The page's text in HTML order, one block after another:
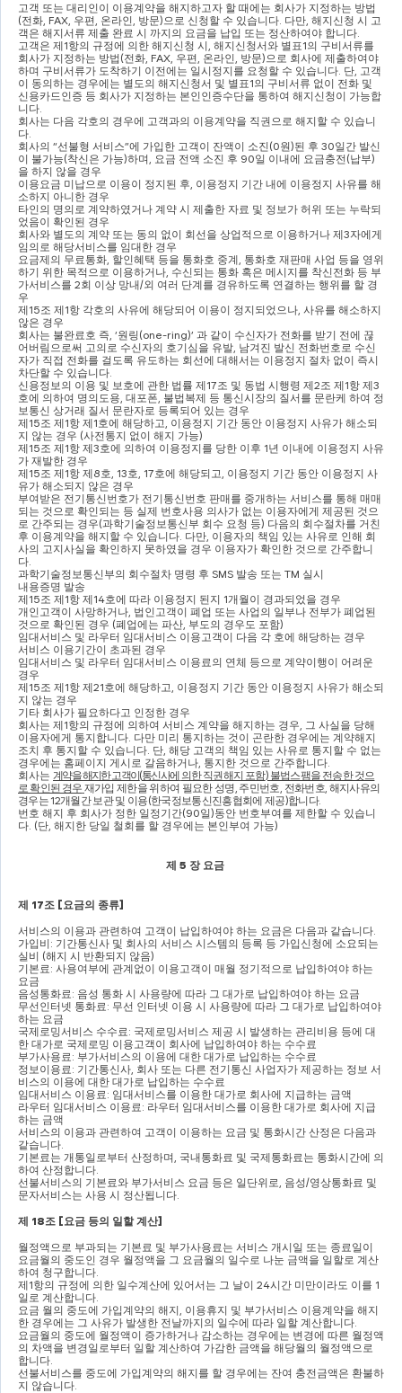
고객 또는 대리인이 이용계약을 해지하고자 할 때에는 회사가 지정하는 방법
(전화 , FAX, 우편 온라인 방문) 으로 신청할 수 있습니다 다만 해지신청 시 고
객은 해지서류 제출 완료 시 까지의 요금을 납입 또는 정산하여야 합니다
고객은 제1항의 규정에 의한 해지신청 시 해지신청서와 별표1의 구비서류를
회사가 지정하는 방법(전화 , FAX, 우편 온라인 방문) 으로 회사에 제출하여야
하며 구비서류가 도착하기 이전에는 일시정지를 요청할 수 있습니다 단 고객
이 동의하는 경우에는 별도의 해지신청서 및 별표1의 구비서류 없이 전화 및
신용카드인증 등 회사가 지정하는 본인인증수단을 통하여 해지신청이 가능합
니다
회사는 다음 각호의 경우에 고객과의 이용계약을 직권으로 해지할 수 있습니
다
회사의 “선불형 서비스”에 가입한 고객이 잔액이 소진(0원)된 후 30일간 발신
이 불가능(착신은 가능)하며 요금 전액 소진 후 90일 이내에 요금충전(납부)
을 하지 않을 경우
이용요금 미납으로 이용이 정지된 후 이용정지 기간 내에 이용정지 사유를 해
소하지 아니한 경우
타인의 명의로 계약하였거나 계약 시 제출한 자료 및 정보가 허위 또는 누락되
었음이 확인된 경우
회사와 별도의 계약 또는 동의 없이 회선을 상업적으로 이용하거나 제3자에게
임의로 해당서비스를 임대한 경우
요금제의 무료통화 할인혜택 등을 통화호 중계 통화호 재판매 사업 등을 영위
하기 위한 목적으로 이용하거나 수신되는 통화 혹은 메시지를 착신전화 등 부
가서비스를 2회 이상 망내/외 여러 단계를 경유하도록 연결하는 행위를 할 경
우
제15조 제1항 각호의 사유에 해당되어 이용이 정지되었으나 사유를 해소하지
않은 경우
회사는 불완료호 즉 , ‘원링(one-ring)’ 과 같이 수신자가 전화를 받기 전에 끊
어버림으로써 고의로 수신자의 호기심을 유발 남겨진 발신 전화번호로 수신
자가 직접 전화를 걸도록 유도하는 회선에 대해서는 이용정지 절차 없이 즉시
차단할 수 있습니다
신용정보의 이용 및 보호에 관한 법률 제17조 및 동법 시행령 제2조 제1항 제3
호에 의하여 명의도용 대포폰 불법복제 등 통신시장의 질서를 문란케 하여 정
보통신 상거래 질서 문란자로 등록되어 있는 경우
제15조 제1항 제1호에 해당하고
이용정지 기간 동안 이용정지 사유가 해소되
지 않는 경우 (사전통지 없이 해지 가능)
제15조 제1항 제3호에 의하여 이용정지를 당한 이후 1년 이내에 이용정지 사유
가 재발한 경우
제15조 제1항 제8호 , 13호 , 17호에 해당되고
이용정지 기간 동안 이용정지 사
유가 해소되지 않은 경우
부여받은 전기통신번호가 전기통신번호 판매를 중개하는 서비스를 통해 매매
되는 것으로 확인되는 등 실제 번호사용 의사가 없는 이용자에게 제공된 것으
로 간주되는 경우(과학기술정보통신부 회수 요청 등) 다음의 회수절차를 거친
후 이용계약을 해지할 수 있습니다 다만 이용자의 책임 있는 사유로 인해 회
사의 고지사실을 확인하지 못하였을 경우 이용자가 확인한 것으로 간주합니
다
과학기술정보통신부의 회수절차 명령 후 SMS 발송 또는 TM 실시
내용증명 발송
제15조 제1항 제14호에 따라 이용정지 된지 1개월이 경과되었을 경우
개인고객이 사망하거나 법인고객이 폐업 또는 사업의 일부나 전부가 폐업된
것으로 확인된 경우 (폐업에는 파산 부도의 경우도 포함)
임대서비스 및 라우터 임대서비스 이용고객이 다음 각 호에 해당하는 경우
서비스 이용기간이 초과된 경우
임대서비스 및 라우터 임대서비스 이용료의 연체 등으로 계약이행이 어려운
경우
제15조 제1항 제21호에 해당하고
이용정지 기간 동안 이용정지 사유가 해소되
지 않는 경우
기타 회사가 필요하다고 인정한 경우
회사는 제1항의 규정에 의하여 서비스 계약을 해지하는 경우
그 사실을 당해
이용자에게 통지합니다 다만 미리 통지하는 것이 곤란한 경우에는 계약해지
조치 후 통지할 수 있습니다 단 해당 고객의 책임 있는 사유로 통지할 수 없는
경우에는 홈페이지 게시로 갈음하거나 통지한 것으로 간주합니다
회사는 계약을 해지한 고객이(통신사에 의한 직권해지 포함) 불법스팸을 전송한 것으
로 확인된 경우 재가입 제한을 위하여 필요한 성명 주민번호 전화번호, 해지사유의
경우는 12개월간 보관 및 이용(한국정보통신진흥협회에 제공)합니다.
번호 해지 후 회사가 정한 일정기간(90일)동안 번호부여를 제한할 수 있습니
다 . (단 해지한 당일 철회를 할 경우에는 본인부여 가능)
제 5 장 요금
제 17조 [ 요금의 종류]
서비스의 이용과 관련하여 고객이 납입하여야 하는 요금은 다음과 같습니다
가입비 : 기간통신사 및 회사의 서비스 시스템의 등록 등 가입신청에 소요되는
실비 (해지 시 반환되지 않음)
기본료 : 사용여부에 관계없이 이용고객이 매월 정기적으로 납입하여야 하는
요금
음성통화료 : 음성 통화 시 사용량에 따라 그 대가로 납입하여야 하는 요금
무선인터넷 통화료 : 무선 인터넷 이용 시 사용량에 따라 그 대가로 납입하여야
하는 요금
국제로밍서비스 수수료 : 국제로밍서비스 제공 시 발생하는 관리비용 등에 대
한 대가로 국제로밍 이용고객이 회사에 납입하여야 하는 수수료
부가사용료 : 부가서비스의 이용에 대한 대가로 납입하는 수수료
정보이용료 : 기간통신사 회사 또는 다른 전기통신 사업자가 제공하는 정보 서
비스의 이용에 대한 대가로 납입하는 수수료
임대서비스 이용료 : 임대서비스를 이용한 대가로 회사에 지급하는 금액
라우터 임대서비스 이용료 : 라우터 임대서비스를 이용한 대가로 회사에 지급
하는 금액
서비스의 이용과 관련하여 고객이 이용하는 요금 및 통화시간 산정은 다음과
같습니다
기본료는 개통일로부터 산정하며 국내통화료 및 국제통화료는 통화시간에 의
하여 산정합니다
선불서비스의 기본료와 부가서비스 요금 등은 일단위로
음성/영상통화료 및
문자서비스는 사용 시 정산됩니다
제 18조 [ 요금 등의 일할 계산]
월정액으로 부과되는 기본료 및 부가사용료는 서비스 개시일 또는 종료일이
요금월의 중도인 경우 월정액을 그 요금월의 일수로 나눈 금액을 일할로 계산
하여 청구합니다
제1항의 규정에 의한 일수계산에 있어서는 그 날이 24시간 미만이라도 이를 1
일로 계산합니다
요금 월의 중도에 가입계약의 해지
이용휴지 및 부가서비스 이용계약을 해지
한 경우에는 그 사유가 발생한 전날까지의 일수에 따라 일할 계산합니다
요금월의 중도에 월정액이 증가하거나 감소하는 경우에는 변경에 따른 월정액
의 차액을 변경일로부터 일할 계산하여 가감한 금액을 해당월의 월정액으로
합니다
선불서비스를 중도에 가입계약의 해지를 할 경우에는 잔여 충전금액은 환불하
지 않습니다